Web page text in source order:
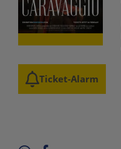
Ticket-Alarm